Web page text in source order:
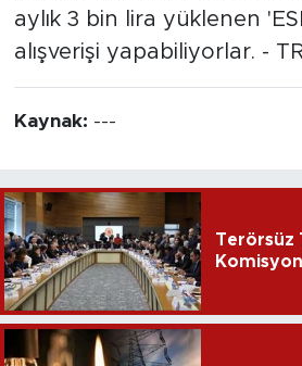
aylık 3 bin lira yüklenen
alışverişi yapabiliyorlar. -
Kaynak: ---
Terörsüz